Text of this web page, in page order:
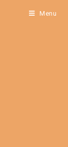
Menu